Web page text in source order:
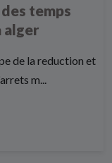
temps
alger
de la reduction et
m...